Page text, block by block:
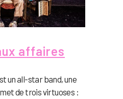
affaires
un all-star band, une
de trois virtuoses :